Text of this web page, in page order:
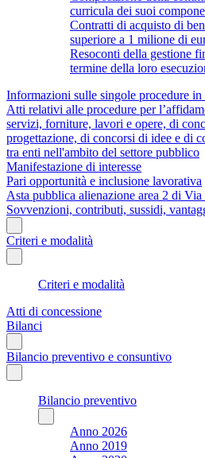
curricula dei suoi
Contratti di acquisto di
superiore a 1 milione di
Resoconti della gestione
termine della loro
Informazioni sulle singole procedure in
Atti relativi alle procedure per
servizi, forniture, lavori e opere, di
progettazione, di concorsi di idee e di
tra enti nell'ambito del settore pubblico
Manifestazione di interesse
Pari opportunità e inclusione lavorativa
Asta pubblica alienazione area 2 di
Sovvenzioni, contributi, sussidi,
Criteri e modalità
Criteri e modalità
Atti di concessione
Bilanci
Bilancio preventivo e consuntivo
Bilancio preventivo
Anno 2026
Anno 2019